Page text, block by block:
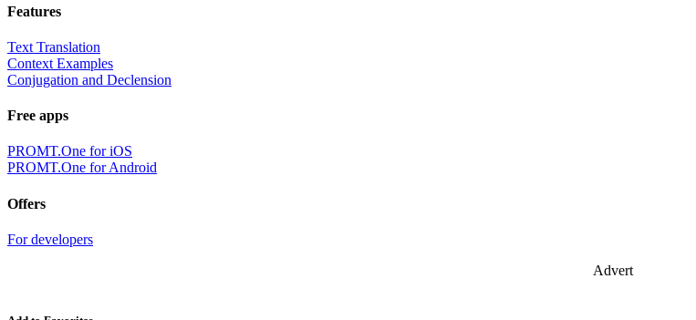
Features
Text Translation
Context Examples
Conjugation and Declension
Free apps
PROMT.One for iOS
PROMT.One for Android
Offers
For developers
Advert